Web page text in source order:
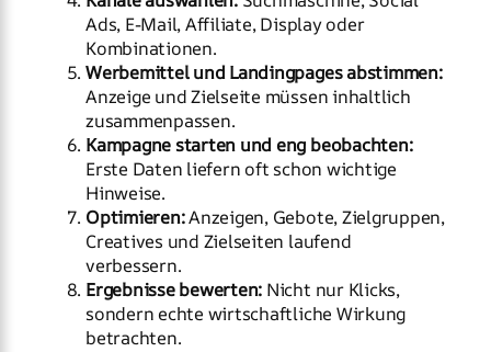
Ads, E-Mail, Affiliate, Display oder
Kombinationen.
Werbemittel und Landingpages abstimmen:
Anzeige und Zielseite müssen inhaltlich
zusammenpassen.
Kampagne starten und eng beobachten:
Erste Daten liefern oft schon wichtige
Hinweise.
Optimieren:Anzeigen, Gebote, Zielgruppen,
Creatives und Zielseiten laufend
verbessern.
Ergebnisse bewerten: Nicht nur Klicks,
sondern echte wirtschaftliche Wirkung
betrachten.